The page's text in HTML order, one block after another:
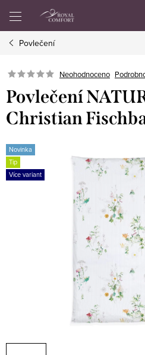
obsah
Povlečení
Neohodnoceno
Povlečení
Christian
Novinka
Tip
Více variant